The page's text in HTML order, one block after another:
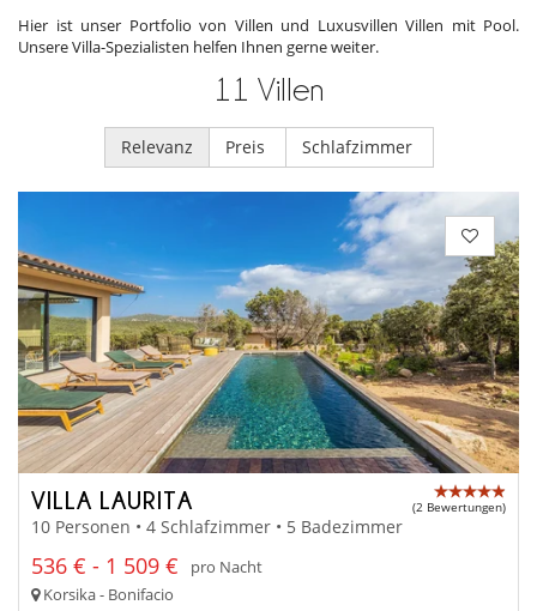
Hier ist unser Portfolio von Villen und Luxusvillen Villen mit Pool.
Unsere Villa-Spezialisten helfen Ihnen gerne weiter.
11 Villen
Relevanz Preis Schlafzimmer
VILLA LAURITA (2 Bewertungen)
10 Personen • 4 Schlafzimmer • 5 Badezimmer
536 € - 1 509 €
pro Nacht
Korsika - Bonifacio